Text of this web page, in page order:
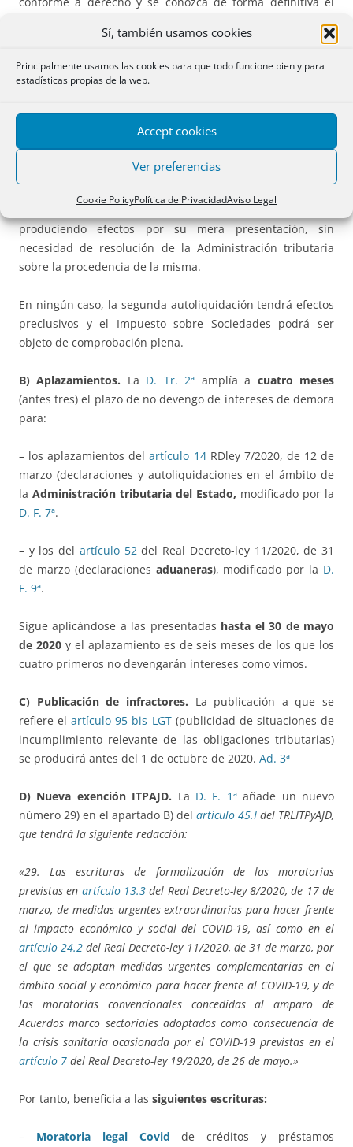
Sí, también usamos cookies
Principalmente usamos las cookies para que todo funcione bien y para
estadísticas propias de la web.
Accept cookies
Ver preferencias
Cookie PolicyPolítica de PrivacidadAviso Legal
si difiere de la declaración presentada,
se presentará unasegunda declaración con plazo hasta el
30 de noviembre de 2020 .
una cantidad a devolver inferior a la derivada de la
primera declaración, la segunda autoliquidación tendrá la
consideración decomplementaria.
tendrá el carácter de
de la primera,
produciendo efectos por su mera presentación, sin
necesidad de resolución de la Administración tributaria
sobre la procedencia de la misma.
En ningún caso, la segunda autoliquidación tendrá efectos
preclusivos y el Impuesto sobre Sociedades podrá ser
objeto de comprobación plena.
B) Aplazamientos. La D. Tr. 2ª amplía a cuatro meses
(antes tres) el plazo de no devengo de intereses de demora
para:
– los aplazamientos delartículo 14RDley 7/2020, de 12 de
marzo (declaraciones y autoliquidaciones en el ámbito de
la Administración tributaria del Estado, modificado por la
D. F. 7ª.
– y los del artículo 52del Real Decreto-ley 11/2020, de 31
de marzo (declaraciones aduaneras), modificado por la D.
F. 9ª.
Sigue aplicándose a las presentadas hasta el 30 de mayo
de 2020y el aplazamiento es de seis meses de los que los
cuatro primeros no devengarán intereses como vimos.
C) Publicación de infractores. La publicación a que se
refiere elartículo 95 bis LGT(publicidad de situaciones de
incumplimiento relevante de las obligaciones tributarias)
se producirá antes del 1 de octubre de 2020. Ad. 3ª
D) Nueva exención ITPAJD. La D. F. 1ªañade un nuevo
número 29) en el apartado B) del artículo 45.I del TRLITPyAJD,
que tendrá la siguiente redacción:
«29. Las escrituras de formalización de las moratorias
previstas en artículo 13.3del Real Decreto-ley 8/2020, de 17 de
marzo, de medidas urgentes extraordinarias para hacer frente
al impacto económico y social del COVID-19, así como en el
artículo 24.2 del Real Decreto-ley 11/2020, de 31 de marzo, por
el que se adoptan medidas urgentes complementarias en el
ámbito social y económico para hacer frente al COVID-19, y de
las moratorias convencionales concedidas al amparo de
Acuerdos marco sectoriales adoptados como consecuencia de
la crisis sanitaria ocasionada por el COVID-19 previstas en el
artículo 7 del Real Decreto-ley 19/2020, de 26 de mayo.»
Por tanto, beneficia a las siguientes escrituras:
– Moratoria legal Covid de créditos y préstamos